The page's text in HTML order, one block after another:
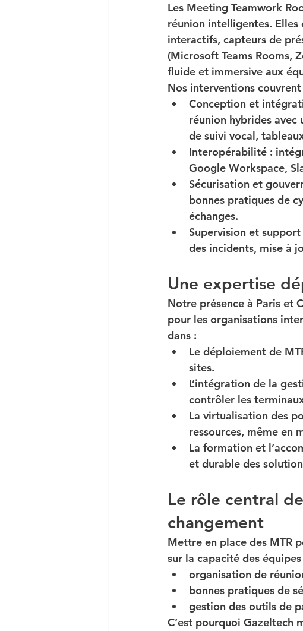
Les Meeting Teamwork
réunion intelligentes.
interactifs, capteurs de
(Microsoft Teams Rooms,
fluide et immersive aux
Nos interventions
Conception et
réunion hybrides avec
de suivi vocal,
Interopérabilité :
Google Workspace,
Sécurisation et
bonnes pratiques de
échanges.
Supervision et support
des incidents, mise à
Une expertise
Notre présence à Paris et
pour les organisations
dans :
Le déploiement de
sites.
L’intégration de la
contrôler les
La virtualisation des
ressources, même en
La formation et
et durable des
Le rôle central
changement
Mettre en place des MTR
sur la capacité des équipes
organisation de
bonnes pratiques de
gestion des outils de
C’est pourquoi Gazeltech